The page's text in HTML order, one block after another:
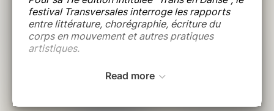
festival Transversales interroge les rapports
entre littérature, chorégraphie, écriture du
corps en mouvement et autres pratiques
artistiques.
Rencontre avec Nathacha Appanah pour son roman
Read more